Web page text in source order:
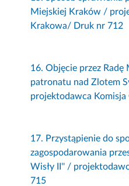
Miejskiej Kraków /
Krakowa/ Druk nr 712
16. Objęcie przez
patronatu nad Zlotem
projektodawca
17. Przystąpienie do
zagospodarowania
Wisły II'' /
715